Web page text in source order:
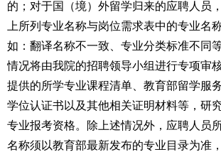
的；对于国（境）外留学归来的应聘人员
上所列专业名称与岗位需求表中的专业名
如：翻译名称不一致、专业分类标准不同
情况将由我院的招聘领导小组进行专项审
提供的所学专业课程清单、教育部留学服
学位认证书以及其他相关证明材料等，研
专业报考资格。除上述情况外，应聘人员
名称须以教育部最新发布的专业目录为准